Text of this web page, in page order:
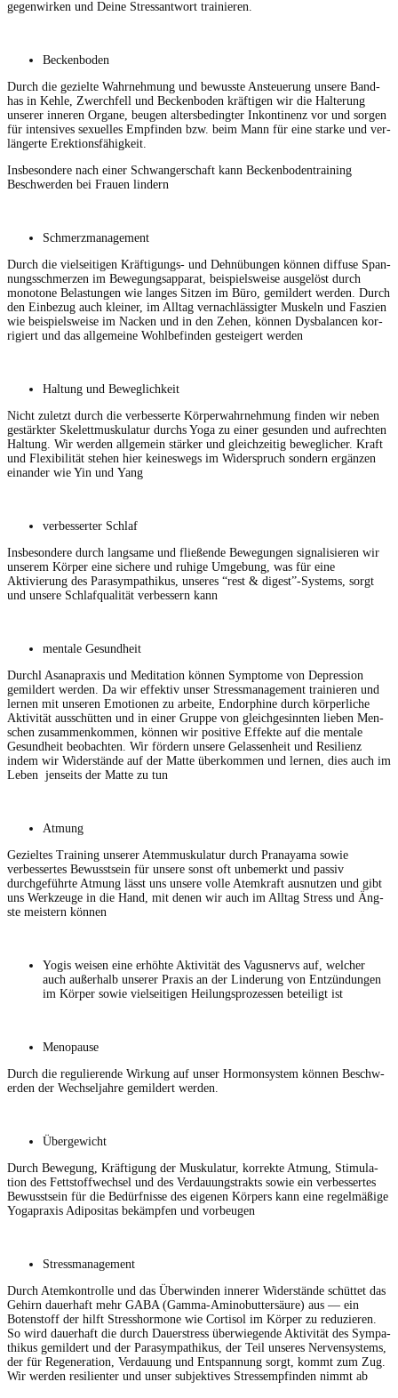
ge­gen­wirken und Deine Stres­sant­wort trainieren.
Beck­en­bo­den
Durch die gezielte Wahrnehmung und bewusste Ans­teuerung unsere Band­
has in Kehle, Zwer­ch­fell und Beck­en­bo­den kräfti­gen wir die Hal­terung
unser­er inneren Organe, beu­gen alters­be­d­ingter Inkon­ti­nenz vor und sor­gen
für inten­sives sex­uelles Empfind­en bzw. beim Mann für eine starke und ver­
längerte Erektionsfähigkeit.
Ins­beson­dere nach ein­er Schwanger­schaft kann Beck­en­bo­den­train­ing
Beschw­er­den bei Frauen lindern
Schmerz­man­age­ment
Durch die viel­seit­i­gen Kräf­ti­gungs- und Dehnübun­gen kön­nen dif­fuse Span­
nungss­chmerzen im Bewe­gungsap­pa­rat, beispiel­sweise aus­gelöst durch
monot­o­ne Belas­tun­gen wie langes Sitzen im Büro, gemildert wer­den. Durch
den Ein­bezug auch klein­er, im All­t­ag ver­nach­läs­sigter Muskeln und Faszien
wie beispiel­sweise im Nack­en und in den Zehen, kön­nen Dys­bal­an­cen kor­
rigiert und das all­ge­meine Wohlbefind­en gesteigert werden
Hal­tung und Beweglichkeit
Nicht zulet­zt durch die verbesserte Kör­per­wahrnehmung find­en wir neben
gestärk­ter Skelettmusku­latur durchs Yoga zu ein­er gesun­den und aufrecht­en
Hal­tung. Wir wer­den all­ge­mein stärk­er und gle­ichzeit­ig beweglich­er. Kraft
und Flex­i­bil­ität ste­hen hier keineswegs im Wider­spruch son­dern ergänzen
einan­der wie Yin und Yang
verbessert­er Schlaf
Ins­beson­dere durch langsame und fließende Bewe­gun­gen sig­nal­isieren wir
unserem Kör­p­er eine sichere und ruhige Umge­bung, was für eine
Aktivierung des Parasym­pa­thikus, unseres “rest & digest”-Systems, sorgt
und unsere Schlafqual­ität verbessern kann
men­tale Gesundheit
Durchl Asanaprax­is und Med­i­ta­tion kön­nen Symp­tome von Depres­sion
gemildert wer­den. Da wir effek­tiv unser Stress­man­age­ment trainieren und
ler­nen mit unseren Emo­tio­nen zu arbeite, Endor­phine durch kör­per­liche
Aktiv­ität auss­chüt­ten und in ein­er Gruppe von gle­ich­gesin­nten lieben Men­
schen zusam­menkom­men, kön­nen wir pos­i­tive Effek­te auf die men­tale
Gesund­heit beobacht­en. Wir fördern unsere Gelassen­heit und Resilienz
indem wir Wider­stände auf der Mat­te überkom­men und ler­nen, dies auch im
Leben jen­seits der Mat­te zu tun
Atmung
Gezieltes Train­ing unser­er Atem­musku­latur durch Pranaya­ma sowie
verbessertes Bewusst­sein für unsere son­st oft unbe­merkt und pas­siv
durchge­führte Atmung lässt uns unsere volle Atemkraft aus­nutzen und gibt
uns Werkzeuge in die Hand, mit denen wir auch im All­t­ag Stress und Äng­
ste meis­tern können
Yogis weisen eine erhöhte Aktiv­ität des Vagus­nervs auf, welch­er
auch außer­halb unser­er Prax­is an der Lin­derung von Entzün­dun­gen
im Kör­p­er sowie viel­seit­i­gen Heilung­sprozessen beteiligt ist
Menopause
Durch die reg­ulierende Wirkung auf unser Hor­mon­sys­tem kön­nen Beschw­
er­den der Wech­sel­jahre gemildert werden.
Übergewicht
Durch Bewe­gung, Kräf­ti­gung der Musku­latur, kor­rek­te Atmung, Stim­u­la­
tion des Fettstof­fwech­sel und des Ver­dau­ungstrak­ts sowie ein verbessertes
Bewusst­sein für die Bedürfnisse des eige­nen Kör­pers kann eine regelmäßige
Yogaprax­is Adi­posi­tas bekämpfen und vorbeugen
Stress­man­age­ment
Durch Atemkon­trolle und das Über­winden inner­er Wider­stände schüt­tet das
Gehirn dauer­haft mehr GABA (Gam­ma-Aminobut­ter­säure) aus — ein
Boten­stoff der hil­ft Stresshormone wie Cor­ti­sol im Kör­p­er zu reduzieren.
So wird dauer­haft die durch Dauer­stress über­wiegende Aktiv­ität des Sym­pa­
thikus gemildert und der Parasym­pa­thikus, der Teil unseres Ner­ven­sys­tems,
der für Regen­er­a­tion, Ver­dau­ung und Entspan­nung sorgt, kommt zum Zug.
Wir wer­den resilien­ter und unser sub­jek­tives Stressempfind­en nimmt ab